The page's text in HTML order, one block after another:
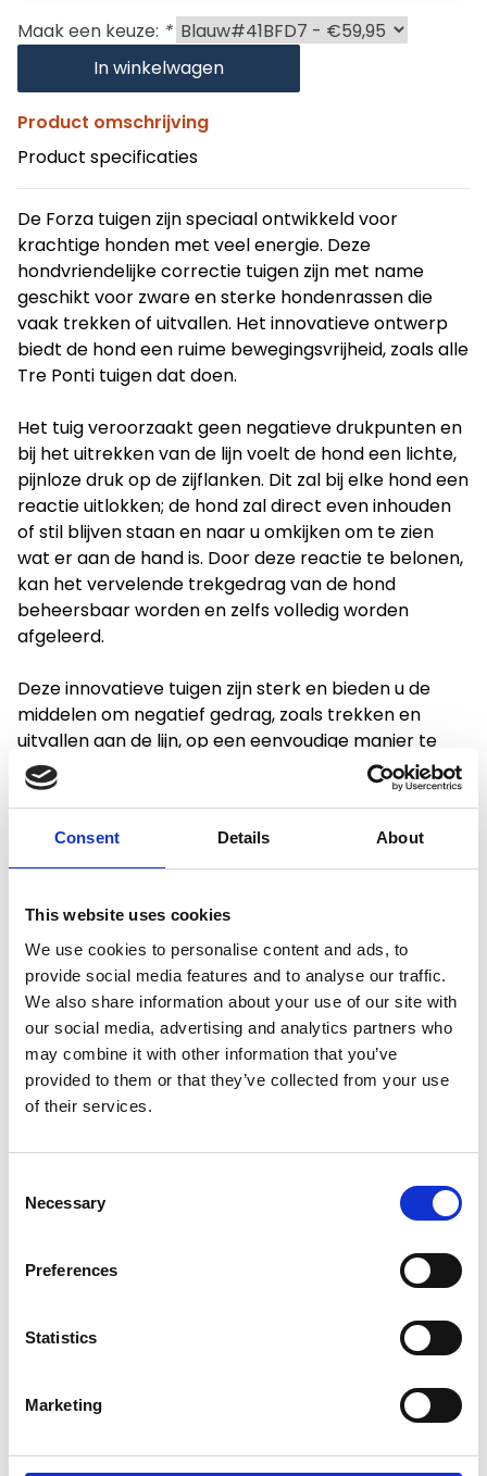
Consent Details About
This website uses cookies
We use cookies to personalise content and ads, to
provide social media features and to analyse our traffic.
We also share information about your use of our site with
our social media, advertising and analytics partners who
may combine it with other information that you’ve
provided to them or that they’ve collected from your use
of their services.
Selection
Necessary
Preferences
Statistics
Marketing
Maak een keuze: *
In winkelwagen
Product omschrijving
Product specificaties
De Forza tuigen zijn speciaal ontwikkeld voor
krachtige honden met veel energie. Deze
hondvriendelijke correctie tuigen zijn met name
geschikt voor zware en sterke hondenrassen die
vaak trekken of uitvallen. Het innovatieve ontwerp
biedt de hond een ruime bewegingsvrijheid, zoals alle
Tre Ponti tuigen dat doen.
Het tuig veroorzaakt geen negatieve drukpunten en
bij het uitrekken van de lijn voelt de hond een lichte,
pijnloze druk op de zijflanken. Dit zal bij elke hond een
reactie uitlokken; de hond zal direct even inhouden
of stil blijven staan en naar u omkijken om te zien
wat er aan de hand is. Door deze reactie te belonen,
kan het vervelende trekgedrag van de hond
beheersbaar worden en zelfs volledig worden
afgeleerd.
Deze innovatieve tuigen zijn sterk en bieden u de
middelen om negatief gedrag, zoals trekken en
uitvallen aan de lijn, op een eenvoudige manier te
doorbreken of te beheersen. Bij ernstige problemen
raden we altijd aan om een goede hondenschool of
Productspecificaties
Gewicht
0.4 kg
Artikelcode
801311
EAN
Merk:Tre Ponti
(73-92cm)